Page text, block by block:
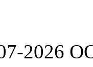
2026